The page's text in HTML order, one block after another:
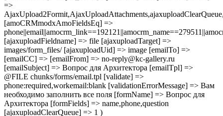
=>
[amoCRMmodxAmoFieldsEq] =>
[ajaxuploadFieldname] => file [ajaxuploadTarget] =>
images/form_files/ [ajaxuploadUid] => image [emailTo] =>
[emailCC] => [emailFrom] => no-reply@kc-gallery.ru
[emailSubject] => Вопрос для Архитектора [emailTpl] =>
@FILE chunks/forms/email.tpl [validate] =>
phone:required,workemail:blank [validationErrorMessage] => Вам
необходимо заполнить все поля [formName] => Вопрос для
Архитектора [formFields] => name,phone,question
[ajaxuploadClearQueue] => 1 )